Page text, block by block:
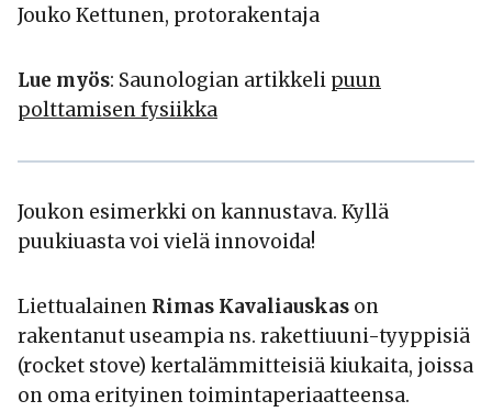
Jouko Kettunen, protorakentaja
Lue myös: Saunologian artikkeli puun
polttamisen fysiikka
Joukon esimerkki on kannustava. Kyllä
puukiuasta voi vielä innovoida!
Liettualainen Rimas Kavaliauskas on
rakentanut useampia ns. rakettiuuni-tyyppisiä
(rocket stove) kertalämmitteisiä kiukaita, joissa
on oma erityinen toimintaperiaatteensa.